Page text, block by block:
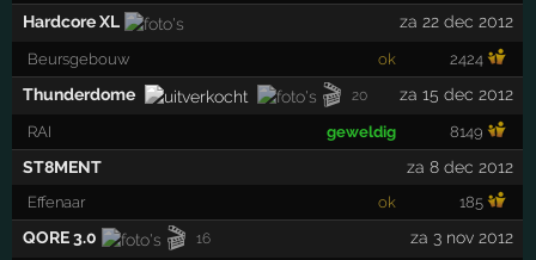
Hardcore XL za 22 dec 2012
Beursgebouw ok 2424
Thunderdome 🎬 20 za 15 dec 2012
RAI geweldig 8149
ST8MENT za 8 dec 2012
Effenaar ok 185
QORE 3.0 🎬 16 za 3 nov 2012